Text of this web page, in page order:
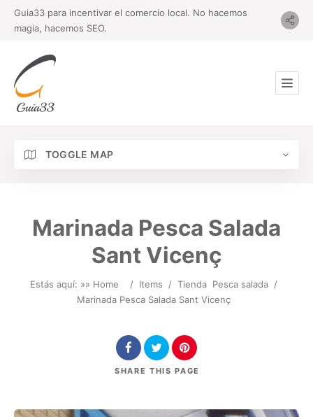
Guia33 para incentivar el comercio local. No hacemos
magia, hacemos SEO.
TOGGLE MAP
Marinada Pesca Salada
Sant Vicenç
Estás aquí: »» Home / Items / Tienda Pesca salada /
Marinada Pesca Salada Sant Vicenç
SHARE THIS PAGE